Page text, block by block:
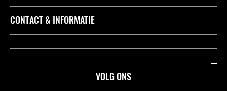
VOLG ONS
Accessoires & Onderdelen
Dealers
CONTACT & INFORMATIE
Contact